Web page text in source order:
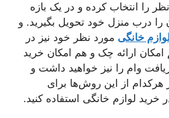
را انتخاب کرده و در یک بازه
را درب منزل خود تحویل بگیرید. و
خانگی مورد نظر خود نیز در
ارائه چک و هم امکان خرید
وام را نیز خواهید داشت و
هرکدام از این روش‌ها برای
خرید لوازم خانگی استفاده کنید.